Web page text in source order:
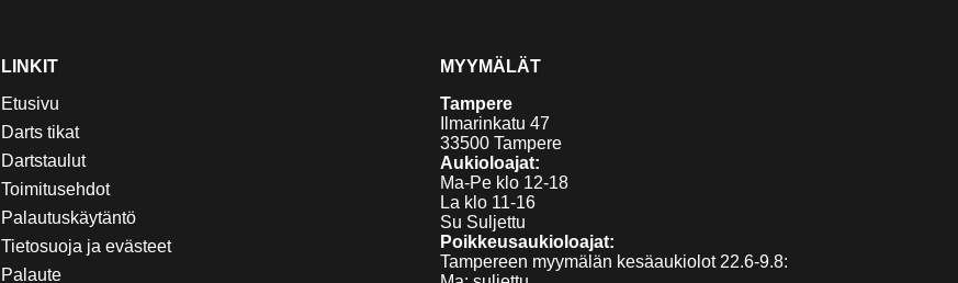
LINKIT
Etusivu
Darts tikat
Dartstaulut
Toimitusehdot
Palautuskäytäntö
Tietosuoja ja evästeet
Palaute
MYYMÄLÄT
Tampere
Ilmarinkatu 47
33500 Tampere
Aukioloajat:
Ma-Pe klo 12-18
La klo 11-16
Su Suljettu
Poikkeusaukioloajat:
Tampereen myymälän kesäaukiolot 22.6-9.8: